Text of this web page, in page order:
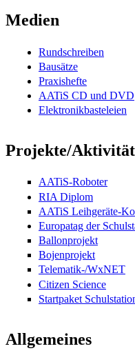
Medien
Rundschreiben
Bausätze
Praxishefte
AATiS CD und DVD
Elektronikbasteleien
Projekte/
AATiS-Roboter
RIA Diplom
AATiS Leihgeräte-
Europatag der
Ballonprojekt
Bojenprojekt
Telematik-/WxNET
Citizen Science
Startpaket
Allgemeines